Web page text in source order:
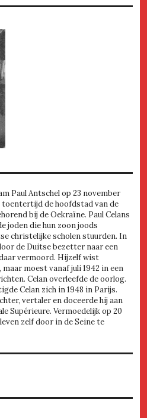
Paul Antschel op 23 november
de hoofdstad van de
bij de Oekraïne. Paul Celans
joden die hun zoon joods
christelijke scholen stuurden. In
de Duitse bezetter naar een
vermoord. Hijzelf wist
moest vanaf juli 1942 in een
Celan overleefde de oorlog.
Celan zich in 1948 in Parijs.
vertaler en doceerde hij aan
Supérieure. Vermoedelijk op 20
zelf door in de Seine te